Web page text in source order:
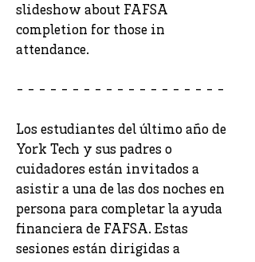
slideshow about FAFSA
completion for those in
attendance.
- - - - - - - - - - - - - - - - - - -
Los estudiantes del último año de
York Tech y sus padres o
cuidadores están invitados a
asistir a una de las dos noches en
persona para completar la ayuda
financiera de FAFSA. Estas
sesiones están dirigidas a